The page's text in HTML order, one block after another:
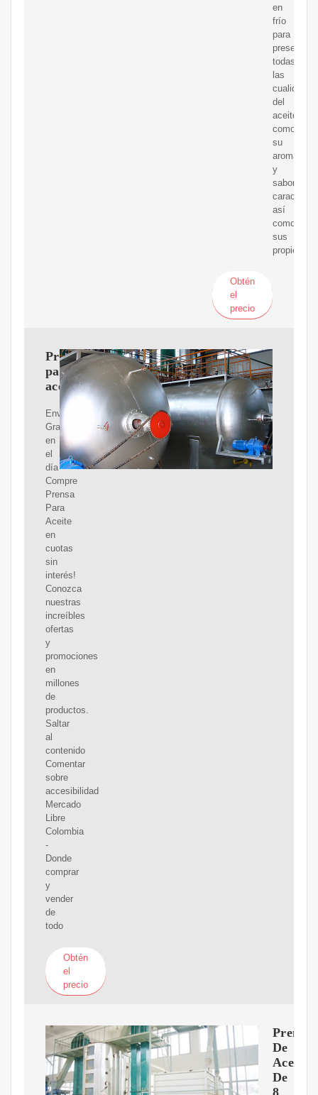
en
frío
para
preservar
todas
las
cualidades
del
aceite,
como
su
aroma
y
sabor
así
como
sus
Obtén
el
precio
Prensa
para
aceite
Envíos
Gratis
en
el
día
Compre
Prensa
Para
Aceite
en
cuotas
sin
interés!
Conozca
nuestras
increíbles
ofertas
y
promociones
en
millones
de
productos.
Saltar
al
contenido
Comentar
sobre
accesibilidad
Mercado
Libre
Colombia
-
Donde
comprar
y
vender
de
todo
Obtén
el
precio
Prensa
De
Aceite
De
8